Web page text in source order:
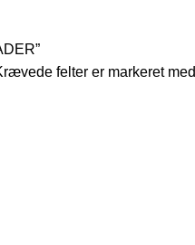
felter er markeret med